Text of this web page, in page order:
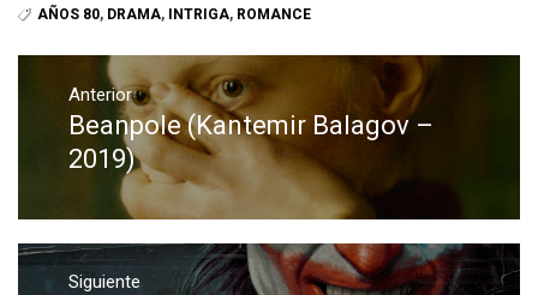
AÑOS 80, DRAMA, INTRIGA, ROMANCE
Navegación
entradas
Anterior
Entrada
anterior:
Beanpole (Kantemir Balagov –
2019)
Siguiente